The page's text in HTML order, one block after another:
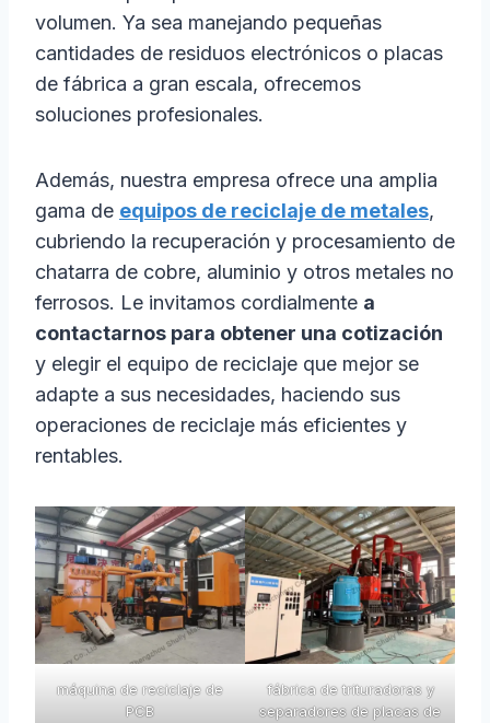
volumen. Ya sea manejando pequeñas
cantidades de residuos electrónicos o placas
de fábrica a gran escala, ofrecemos
soluciones profesionales.
Además, nuestra empresa ofrece una amplia
gama de equipos de reciclaje de metales,
cubriendo la recuperación y procesamiento de
chatarra de cobre, aluminio y otros metales no
ferrosos. Le invitamos cordialmente a
contactarnos para obtener una cotización
y elegir el equipo de reciclaje que mejor se
adapte a sus necesidades, haciendo sus
operaciones de reciclaje más eficientes y
rentables.
máquina de reciclaje de
PCB
fábrica de trituradoras y
separadores de placas de